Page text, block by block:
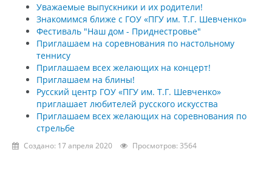
Уважаемые выпускники и их родители!
Знакомимся ближе с ГОУ «ПГУ им. Т.Г. Шевченко»
Фестиваль "Наш дом - Приднестровье"
Приглашаем на соревнования по настольному
теннису
Приглашаем всех желающих на концерт!
Приглашаем на блины!
Русский центр ГОУ «ПГУ им. Т.Г. Шевченко»
приглашает любителей русского искусства
Приглашаем всех желающих на соревнования по
стрельбе
Создано: 17 апреля 2020 Просмотров: 3564